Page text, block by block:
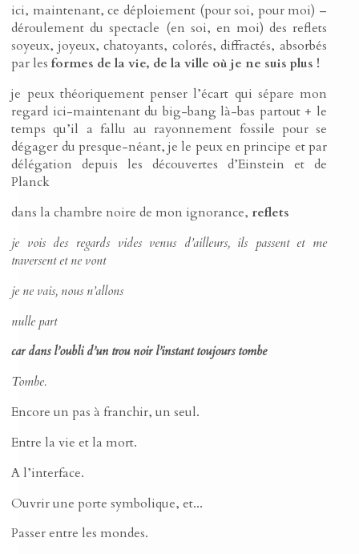
ici, maintenant, ce déploiement (pour soi, pour moi) –
déroulement du spectacle (en soi, en moi) des reflets
soyeux, joyeux, chatoyants, colorés, diffractés, absorbés
par lesformes de la vie, de la ville où je ne suis plus !
je peux théoriquement penser l’écart qui sépare mon
regard ici-maintenant du big-bang là-bas partout + le
temps qu’il a fallu au rayonnement fossile pour se
dégager du presque-néant, je le peux en principe et par
délégation depuis les découvertes d’Einstein et de
Planck
dans la chambre noire de mon ignorance, reflets
je vois des regards vides venus d’ailleurs, ils passent et me
traversent et ne vont
je ne vais, nous n’allons
nulle part
car dans l’oubli d’un trou noir l’instant toujours tombe
Tombe.
Encore un pas à franchir, un seul.
Entre la vie et la mort.
A l’interface.
Ouvrir une porte symbolique, et...
Passer entre les mondes.